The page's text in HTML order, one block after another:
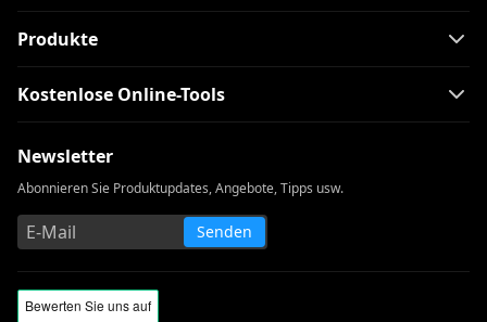
Produkte
Kostenlose Online-Tools
Newsletter
Abonnieren Sie Produktupdates, Angebote, Tipps usw.
Senden